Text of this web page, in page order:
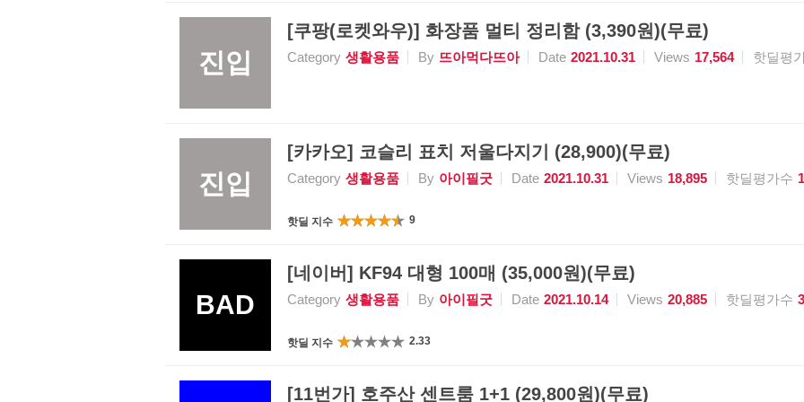
진입
[쿠팡(로켓와우)] 화장품 멀티 정리함 (3,390원)(무료)
Category 생활용품 By 뜨아먹다뜨아 Date 2021.10.31 Views 17,564 핫딜평
진입
[카카오] 코슬리 표치 저울다지기 (28,900)(무료)
Category 생활용품 By 아이필굿 Date 2021.10.31 Views 18,895 핫딜평가수 1
핫딜 지수 9
BAD
[네이버] KF94 대형 100매 (35,000원)(무료)
Category 생활용품 By 아이필굿 Date 2021.10.14 Views 20,885 핫딜평가수 3
핫딜 지수 2.33
[11번가] 호주산 센트룸 1+1 (29,800원)(무료)